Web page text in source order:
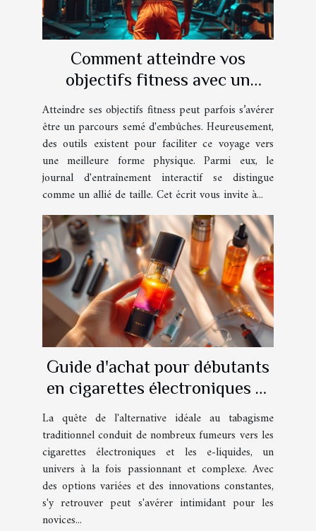
Comment atteindre vos
objectifs fitness avec un
journal d'entraînement
interactif
Atteindre ses objectifs fitness peut parfois s’avérer
être un parcours semé d'embûches. Heureusement,
des outils existent pour faciliter ce voyage vers
une meilleure forme physique. Parmi eux, le
journal d'entraînement interactif se distingue
comme un allié de taille. Cet écrit vous invite à...
Guide d'achat pour débutants
en cigarettes électroniques et
e-liquides
La quête de l'alternative idéale au tabagisme
traditionnel conduit de nombreux fumeurs vers les
cigarettes électroniques et les e-liquides, un
univers à la fois passionnant et complexe. Avec
des options variées et des innovations constantes,
s'y retrouver peut s'avérer intimidant pour les
novices...